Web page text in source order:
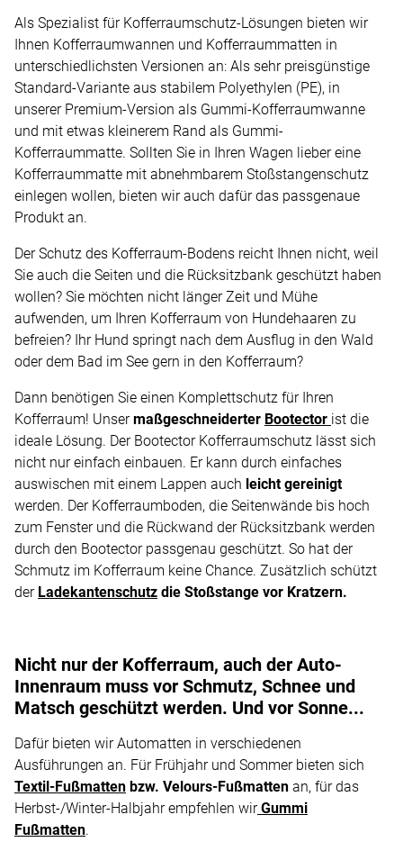
Als Spezialist für Kofferraumschutz-Lösungen bieten wir
Ihnen Kofferraumwannen und Kofferraummatten in
unterschiedlichsten Versionen an: Als sehr preisgünstige
Standard-Variante aus stabilem Polyethylen (PE), in
unserer Premium-Version als Gummi-Kofferraumwanne
und mit etwas kleinerem Rand als Gummi-
Kofferraummatte. Sollten Sie in Ihren Wagen lieber eine
Kofferraummatte mit abnehmbarem Stoßstangenschutz
einlegen wollen, bieten wir auch dafür das passgenaue
Produkt an.
Der Schutz des Kofferraum-Bodens reicht Ihnen nicht, weil
Sie auch die Seiten und die Rücksitzbank geschützt haben
wollen? Sie möchten nicht länger Zeit und Mühe
aufwenden, um Ihren Kofferraum von Hundehaaren zu
befreien? Ihr Hund springt nach dem Ausflug in den Wald
oder dem Bad im See gern in den Kofferraum?
Dann benötigen Sie einen Komplettschutz für Ihren
Kofferraum! Unsermaßgeschneiderter Bootector ist die
ideale Lösung. Der Bootector Kofferraumschutz lässt sich
nicht nur einfach einbauen. Er kann durch einfaches
auswischen mit einem Lappen auch leicht gereinigt
werden. Der Kofferraumboden, die Seitenwände bis hoch
zum Fenster und die Rückwand der Rücksitzbank werden
durch den Bootector passgenau geschützt. So hat der
Schmutz im Kofferraum keine Chance. Zusätzlich schützt
der Ladekantenschutz die Stoßstange vor Kratzern.
Nicht nur der Kofferraum, auch der Auto-
Innenraum muss vor Schmutz, Schnee und
Matsch geschützt werden. Und vor Sonne...
Dafür bieten wir Automatten in verschiedenen
Ausführungen an. Für Frühjahr und Sommer bieten sich
Textil-Fußmatten bzw. Velours-Fußmatten an, für das
Herbst-/Winter-Halbjahr empfehlen wir Gummi
Fußmatten.